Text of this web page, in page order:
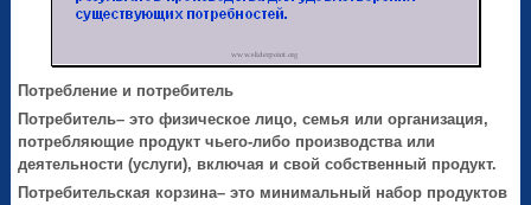
Потребление и потребитель
Потребитель–это физическое лицо, семья или организация,
потребляющие продукт чьего-либо производства или
деятельности (услуги), включая и свой собственный продукт.
Потребительская корзина– это минимальный набор продуктов